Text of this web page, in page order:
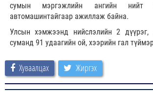
сумын мэргэжлийн ангийн
автомашинтайгаар ажиллаж байна.
Улсын хэмжээнд нийслэлийн 2
суманд 91 удаагийн ой, хээрийн гал
Хуваалцах Жиргэх